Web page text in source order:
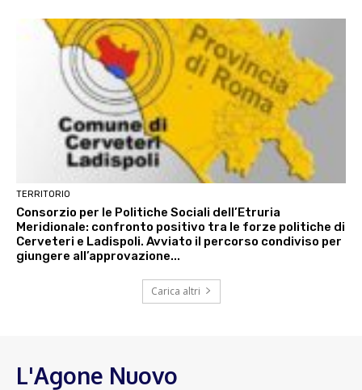
TERRITORIO
Consorzio per le Politiche Sociali dell’Etruria
Meridionale: confronto positivo tra le forze politiche di
Cerveteri e Ladispoli. Avviato il percorso condiviso per
giungere all’approvazione...
Carica altri
L'Agone Nuovo